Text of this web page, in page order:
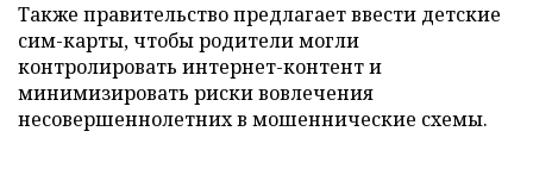
Также правительство предлагает ввести детские
сим-карты, чтобы родители могли
контролировать интернет-контент и
минимизировать риски вовлечения
несовершеннолетних в мошеннические схемы.